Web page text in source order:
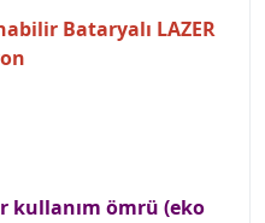
Bataryalı LAZER
kullanım ömrü (eko